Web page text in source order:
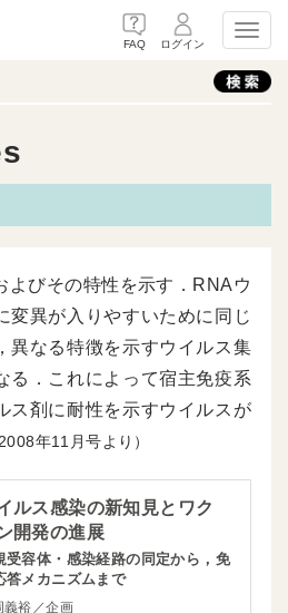
FAQ ログイン
よびその特性を示す．RNAウ
変異が入りやすいために同じ
異なる特徴を示すウイルス集
る．これによって宿主免疫系
ス剤に耐性を示すウイルスが
年11月号より）
ルス感染の新知見とワク
開発の進展
受容体・感染経路の同定から，免
答メカニズムまで
義裕／企画